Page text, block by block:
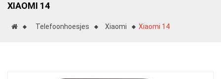
XIAOMI 14
Telefoonhoesjes Xiaomi Xiaomi 14